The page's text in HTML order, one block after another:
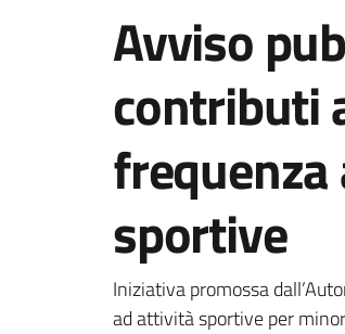
Avviso
contributi
sportive
Dettagli
Iniziativa promossa
ad attività sportive per